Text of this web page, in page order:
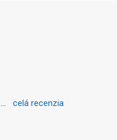
... celá recenzia